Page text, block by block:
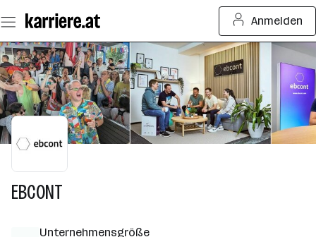
Seiteninhalt
springen
Anmelden
EBCONT
Unternehmensgröße